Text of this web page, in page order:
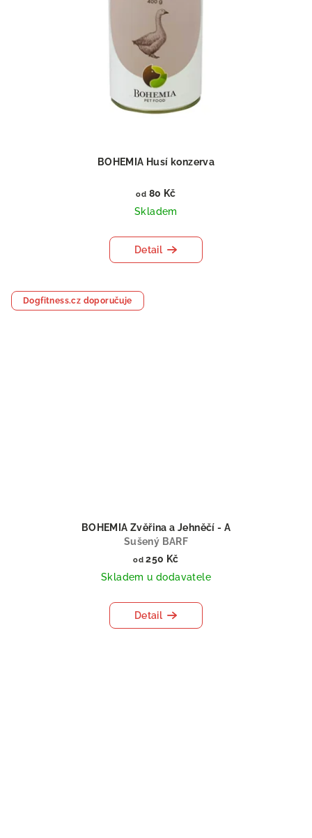
BOHEMIA Husí konzerva
od 80 Kč
Skladem
Detail
Dogfitness.cz doporučuje
BOHEMIA Zvěřina a Jehněčí - A
Sušený BARF
od 250 Kč
Skladem u dodavatele
Detail